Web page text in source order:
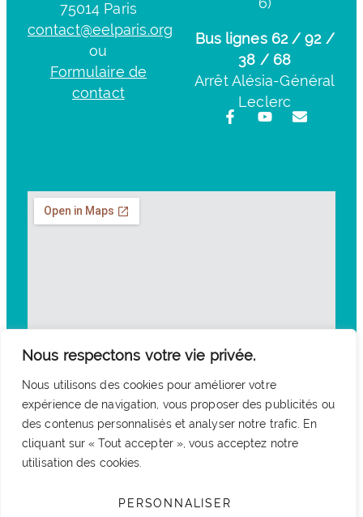
Nous respectons votre vie privée.
Nous utilisons des cookies pour améliorer votre
expérience de navigation, vous proposer des publicités ou
des contenus personnalisés et analyser notre trafic. En
cliquant sur « Tout accepter », vous acceptez notre
utilisation des cookies.
PERSONNALISER
75014 Paris
contact@eelparis.org
ou
Formulaire de
contact
Bus lignes 62 / 92 /
38 / 68
Arrêt Alésia-Général
Leclerc